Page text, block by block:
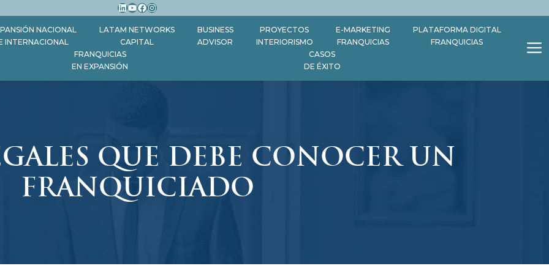
LinkedIn
YouTube
Facebook
Instagram
NACIONAL
INTERNACIONAL
LATAM NETWORKS
CAPITAL
BUSINESS
ADVISOR
PROYECTOS
INTERIORISMO
E-MARKETING
FRANQUICIAS
PLATAFORMA DIGITAL
FRANQUICIAS
FRANQUICIAS
EN EXPANSIÓN
CASOS
DE ÉXITO
QUE DEBE CONOCER UN
FRANQUICIADO